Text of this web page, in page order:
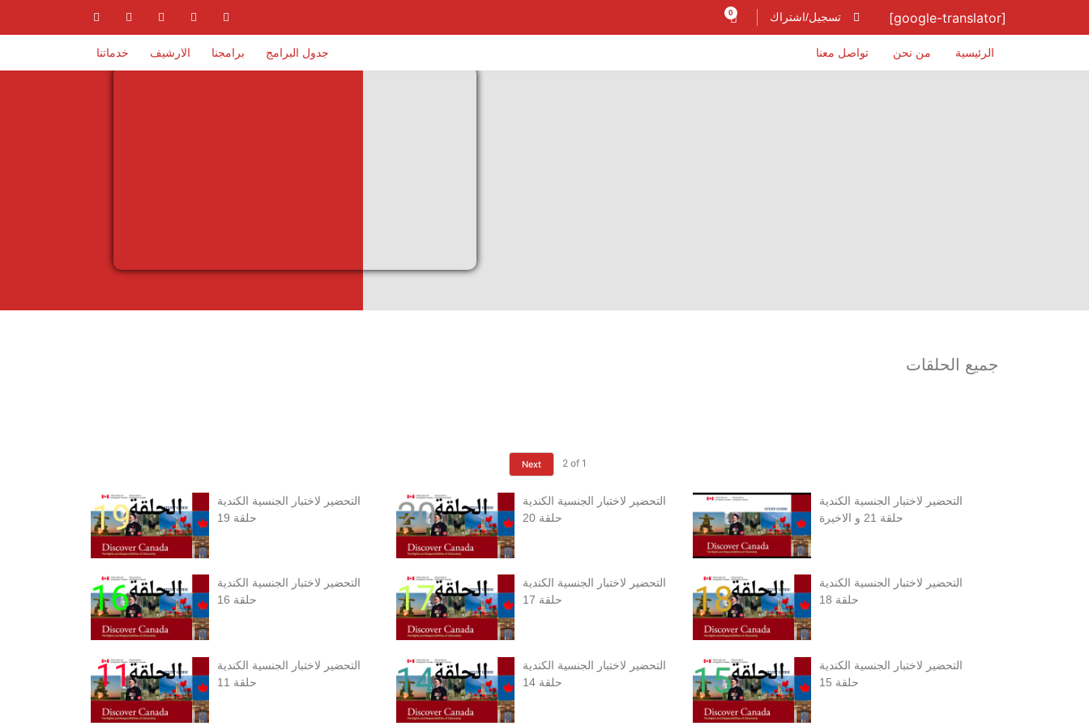
[google-translator] تسجيل/اشتراك 0
الرئيسية من نحن تواصل معنا جدول البرامج برامجنا الارشيف خدماتنا
جميع الحلقات
1
of
2
Next
التحضير لاختبار الجنسية الكندية
حلقة 21 و الاخيرة
التحضير لاختبار الجنسية الكندية
حلقة 20
التحضير لاختبار الجنسية الكندية
حلقة 19
التحضير لاختبار الجنسية الكندية
حلقة 18
التحضير لاختبار الجنسية الكندية
حلقة 17
التحضير لاختبار الجنسية الكندية
حلقة 16
التحضير لاختبار الجنسية الكندية
حلقة 15
التحضير لاختبار الجنسية الكندية
حلقة 14
التحضير لاختبار الجنسية الكندية
حلقة 11